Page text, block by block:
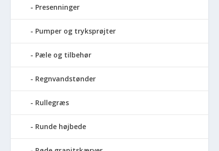
Presenninger
Pumper og tryksprøjter
Pæle og tilbehør
Regnvandstønder
Rullegræs
Runde højbede